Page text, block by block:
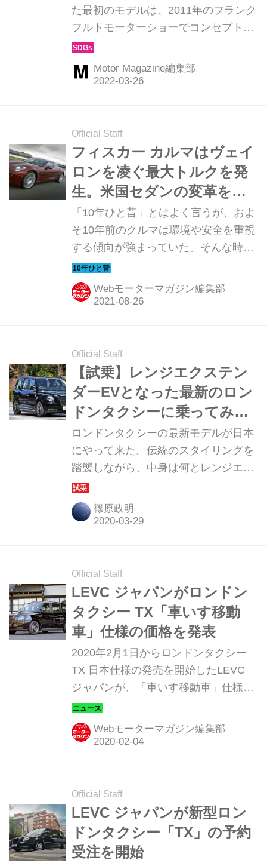
た最初のモデルは、2011年のフランク
フルトモーターショーでコンセプトモ
デルとしてデビューし、2013年に生産
が開始された「i3」だった。そして、
単にBEVということではなく、カーボ
「i3」は、「i」ブランドの発展を確認
してまもなくその役割を終えようとし
ている。そこでここでは最新仕様の
「i3」をとおして、「i」ブランドの意
義を改めて見つめてみる。（Motor
Magazine2022年4月号より）
Motor Magazine編集部
Official Staff
フィスカー カルマはヴェイ
ロンを凌ぐ最大トルクを発
生。米国セダンの変革を目
指した【10年ひと昔の新
車】
「10年ひと昔」とはよく言うが、およ
そ10年前のクルマは環境や安全を重視
する傾向が強まっていた。そんな時代
のニューモデル試乗記を当時の記事と
写真で紹介していこう。今回は、アメ
リカンブランドの電動セダン、フィス
Webモーターマガジン編集部
Official Staff
【試乗】レンジエクステン
ダーEVとなった最新のロン
ドンタクシーに乗ってみ
た！
ロンドンタクシーの最新モデルが日本
にやって来た。伝統のスタイリングを
踏襲しながら、中身は何とレンジエク
ステンダーEV！ 街中でのチョイ乗り
だけど、その印象を紹介しておこう。
篠原政明
Official Staff
LEVC ジャパンがロンドン
タクシー TX「車いす移動
車」仕様の価格を発表
2020年2月1日からロンドンタクシー
TX 日本仕様の発売を開始したLEVC
ジャパンが、「車いす移動車」仕様の
価格を発表した。
Webモーターマガジン編集部
Official Staff
LEVC ジャパンが新型ロン
ドンタクシー「TX」の予約
受注を開始